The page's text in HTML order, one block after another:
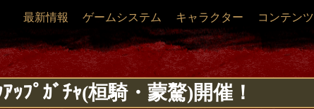
最新情報 ゲームシステム キャラクター コンテンツ
ｯﾌﾟｶﾞﾁｬ(桓騎・蒙驁)開催！